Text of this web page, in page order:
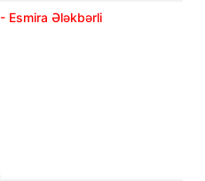
- Esmira Ələkbərli